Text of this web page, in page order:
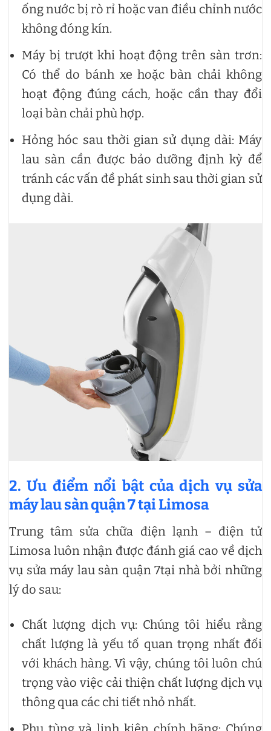
ống nước bị rò rỉ hoặc van điều chỉnh nước
không đóng kín.
Máy bị trượt khi hoạt động trên sàn trơn:
Có thể do bánh xe hoặc bàn chải không
hoạt động đúng cách, hoặc cần thay đổi
loại bàn chải phù hợp.
Hỏng hóc sau thời gian sử dụng dài: Máy
lau sàn cần được bảo dưỡng định kỳ để
tránh các vấn đề phát sinh sau thời gian sử
dụng dài.
2. Ưu điểm nổi bật của dịch vụ sửa
máy lau sàn quận 7tại Limosa
Trung tâm sửa chữa điện lạnh – điện tử
Limosa luôn nhận được đánh giá cao về dịch
vụ sửa máy lau sàn quận 7tại nhà bởi những
lý do sau:
Chất lượng dịch vụ: Chúng tôi hiểu rằng
chất lượng là yếu tố quan trọng nhất đối
với khách hàng. Vì vậy, chúng tôi luôn chú
trọng vào việc cải thiện chất lượng dịch vụ
thông qua các chi tiết nhỏ nhất.